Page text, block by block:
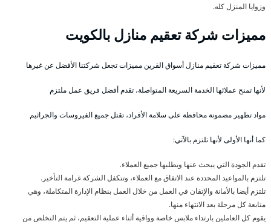
وزوايا المنزل كله.
مميزات شركة تعقيم منازل بالكويت
مميزات شركة تعقيم منازل أسواق القرين مميزات تجعل شركتنا الأفضل عن غيرها
لأنها تمنح عملائها الخدمة السريعة المتواصلة، تقدم أفضل فريق عمل ملتزم
مواد تطهير مضمونة محافظة على سلامة الأفراد، تقتل جميع الفيروسات والجراثيم
كما أنها الأولى لأنها تلتزم بالآتي:
تقدم الجودة التي يبحث عنها ويطلبها جميع العملاء.
تلتزم بالمواعيد المحددة عند الاتفاق مع العملاء، وتتكفل الشركة غرامة التأخير.
تلتزم أيضا بالأمانة والإتقان في العمل من خلال العمل بنظام الإدارة المتكاملة، وهي
متابعة كل مرحلة بعد الانتهاء منها.
يقوم كل العاملين بارتداء ملابس خاصة وواقية أثناء عملية التعقيم، ثم يتم التخلص من